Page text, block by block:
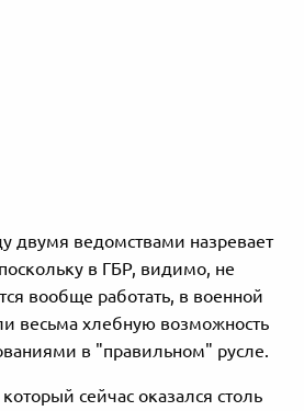
двумя ведомствами назревает
в ГБР, видимо, не
вообще работать, в военной
весьма хлебную возможность
в "правильном" русле.
сейчас оказался столь